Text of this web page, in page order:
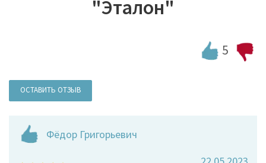
"Эталон"
5
ОСТАВИТЬ ОТЗЫВ
Фёдор Григорьевич